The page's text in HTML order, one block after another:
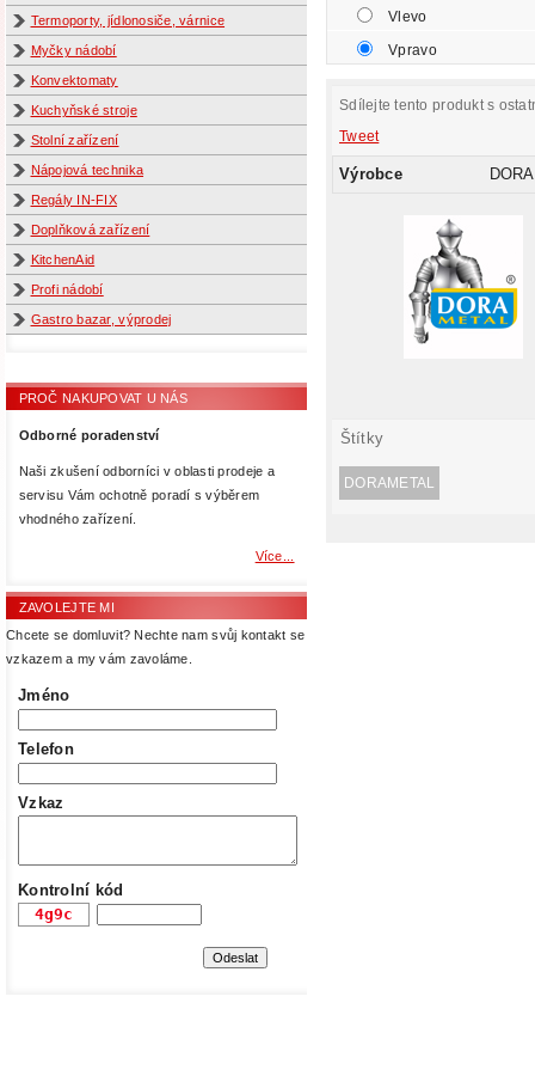
Termoporty, jídlonosiče, várnice
Myčky nádobí
Konvektomaty
Kuchyňské stroje
Stolní zařízení
Nápojová technika
Regály IN-FIX
Doplňková zařízení
KitchenAid
Profi nádobí
Gastro bazar, výprodej
PROČ NAKUPOVAT U NÁS
Odborné poradenství
Naši zkušení odborníci v oblasti prodeje a
servisu Vám ochotně poradí s výběrem
vhodného zařízení.
Více...
ZAVOLEJTE MI
Chcete se domluvit? Nechte nam svůj kontakt se
vzkazem a my vám zavoláme.
Jméno
Telefon
Vzkaz
Kontrolní kód
Vlevo
Vpravo
Sdílejte tento produkt s
Tweet
Výrobce
Štítky
DORAMETAL